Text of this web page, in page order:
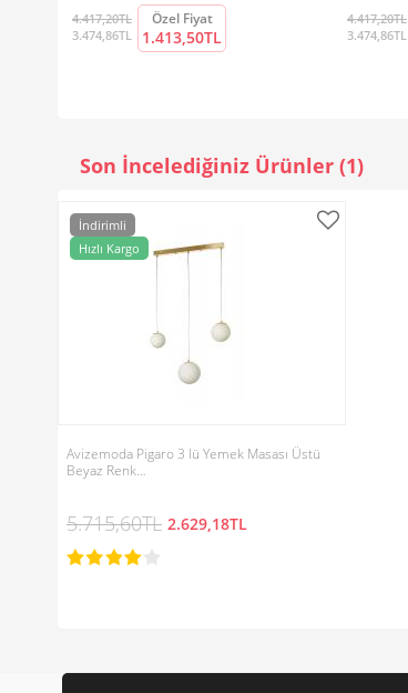
4.417,20TL
3.474,86TL
Özel Fiyat
1.413,50TL
4.417,20TL
3.474,86TL
Son İncelediğiniz Ürünler (1)
İndirimli
Hızlı Kargo
Avizemoda Pigaro 3 lü Yemek Masası Üstü
Beyaz Renk…
5.715,60TL 2.629,18TL